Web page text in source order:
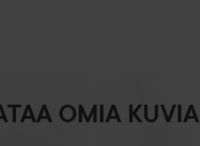
OMIA KUVIA